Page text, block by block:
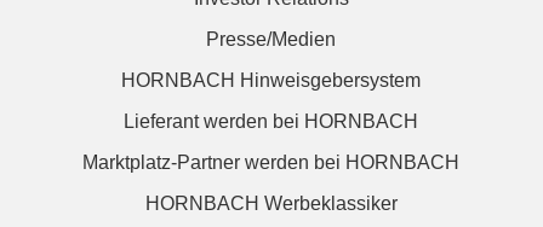
Presse/Medien
HORNBACH Hinweisgebersystem
Lieferant werden bei HORNBACH
Marktplatz-Partner werden bei HORNBACH
HORNBACH Werbeklassiker